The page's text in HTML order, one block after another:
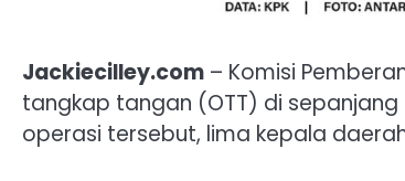
Jackiecilley.com – Komisi
tangkap tangan (OTT) di
operasi tersebut, lima kepala